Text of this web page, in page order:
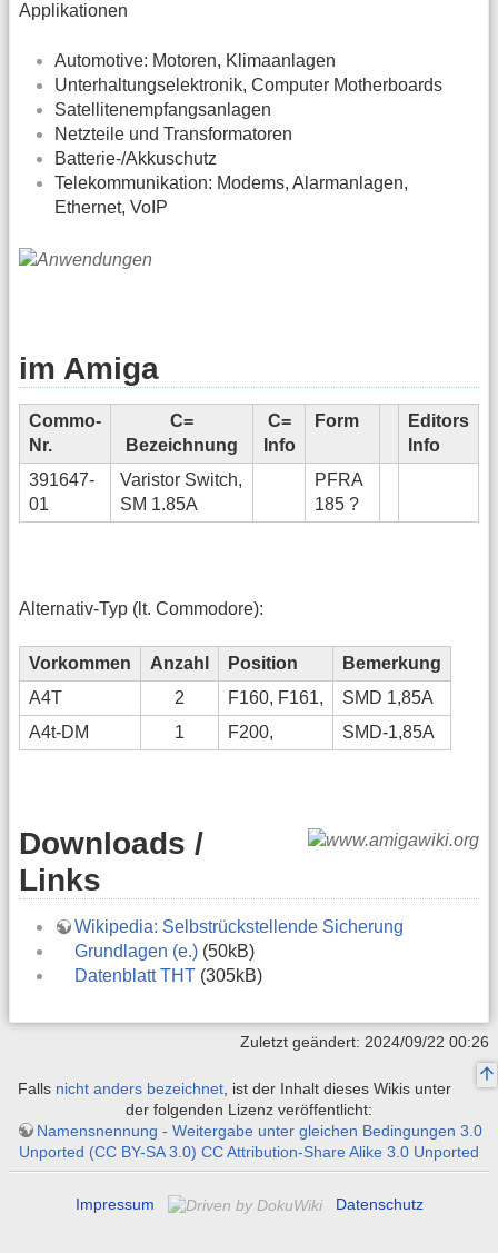
Applikationen
Automotive: Motoren, Klimaanlagen
Unterhaltungselektronik, Computer Motherboards
Satellitenempfangsanlagen
Netzteile und Transformatoren
Batterie-/Akkuschutz
Telekommunikation: Modems, Alarmanlagen,
Ethernet, VoIP
im Amiga
Commo-
Nr.
C=
Bezeichnung
C=
Info
Form
Editors
Info
391647-
01
Varistor Switch,
SM 1.85A
PFRA
185 ?
Alternativ-Typ (lt. Commodore):
Vorkommen Anzahl Position
Bemerkung
A4T
2 F160, F161,
SMD 1,85A
A4t-DM
1 F200, SMD-1,85A
Downloads /
Links
Wikipedia: Selbstrückstellende Sicherung
Grundlagen (e.) (50kB)
Datenblatt THT (305kB)
Zuletzt geändert: 2024/09/22 00:26
Falls nicht anders bezeichnet , ist der Inhalt dieses Wikis unter
der folgenden Lizenz veröffentlicht:
Namensnennung - Weitergabe unter gleichen Bedingungen 3.0
Unported (CC BY-SA 3.0) CC Attribution-Share Alike 3.0 Unported
Impressum Datenschutz